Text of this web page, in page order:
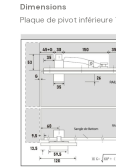
Dimensions
Plaque de pivot inférieure